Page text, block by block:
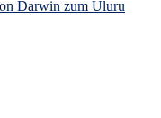
Darwin zum Uluru